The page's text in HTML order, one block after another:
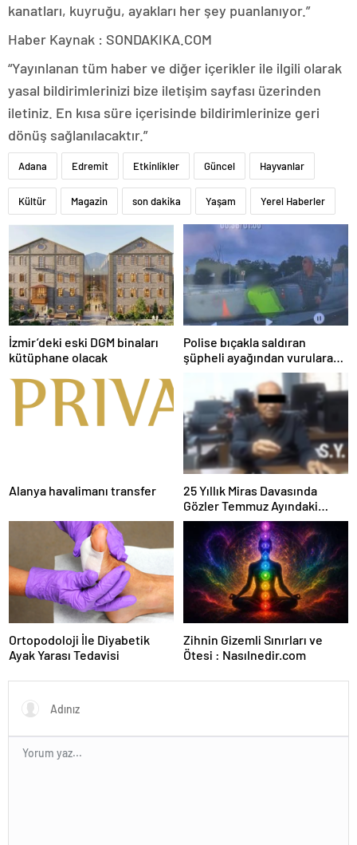
kanatları, kuyruğu, ayakları her şey puanlanıyor.”
Haber Kaynak : SONDAKIKA.COM
“Yayınlanan tüm haber ve diğer içerikler ile ilgili olarak
yasal bildirimlerinizi bize iletişim sayfası üzerinden
iletiniz. En kısa süre içerisinde bildirimlerinize geri
dönüş sağlanılacaktır.”
Adana Edremit Etkinlikler Güncel Hayvanlar
Kültür Magazin son dakika Yaşam Yerel Haberler
İzmir’deki eski DGM binaları
kütüphane olacak
Polise bıçakla saldıran
şüpheli ayağından vurularak
Alanya havalimanı transfer
25 Yıllık Miras Davasında
Gözler Temmuz Ayındaki
Karar Duruşmasına Çevrildi
Ortopodoloji İle Diyabetik
Ayak Yarası Tedavisi
Zihnin Gizemli Sınırları ve
Ötesi : Nasılnedir.com